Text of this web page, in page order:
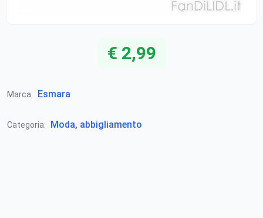
€ 2,99
Marca: Esmara
Categoria: Moda, abbigliamento